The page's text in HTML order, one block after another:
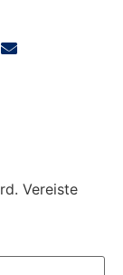
Vereiste